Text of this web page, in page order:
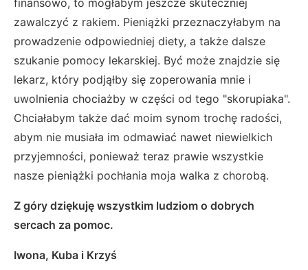
zawalczyć z rakiem. Pieniążki przeznaczyłabym na
prowadzenie odpowiedniej diety, a także dalsze
szukanie pomocy lekarskiej. Być może znajdzie się
lekarz, który podjąłby się zoperowania mnie i
uwolnienia chociażby w części od tego "skorupiaka".
Chciałabym także dać moim synom trochę radości,
abym nie musiała im odmawiać nawet niewielkich
przyjemności, ponieważ teraz prawie wszystkie
nasze pieniążki pochłania moja walka z chorobą.
Z góry dziękuję wszystkim ludziom o dobrych
sercach za pomoc.
Iwona, Kuba i Krzyś